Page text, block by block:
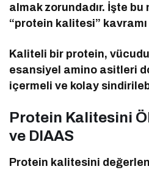
almak zorundadır. İşte
“protein kalitesi” kavramı
Kaliteli bir protein,
esansiyel amino asitleri
içermeli ve kolay
Protein Kalitesini
ve DIAAS
Protein kalitesini